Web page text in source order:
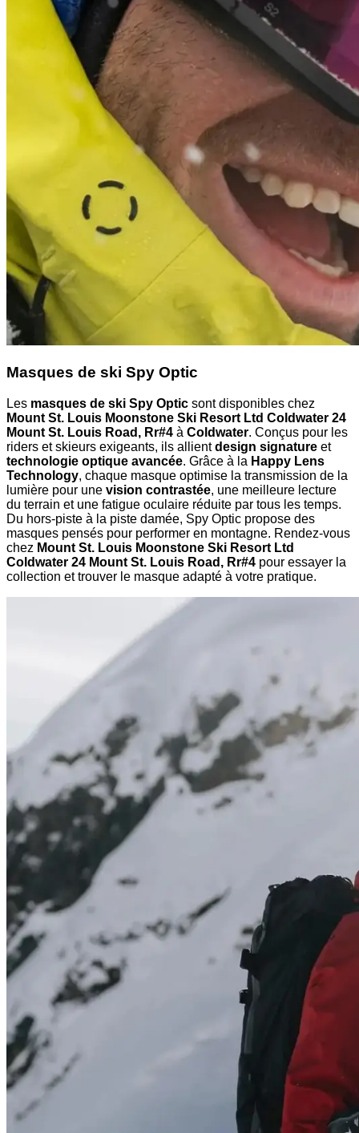
Masques de ski Spy Optic
Les masques de ski Spy Optic sont disponibles chez
Mount St. Louis Moonstone Ski Resort Ltd Coldwater 24
Mount St. Louis Road, Rr#4 à Coldwater. Conçus pour les
riders et skieurs exigeants, ils allientdesign signature et
technologie optique avancée. Grâce à la Happy Lens
Technology, chaque masque optimise la transmission de la
lumière pour une vision contrastée, une meilleure lecture
du terrain et une fatigue oculaire réduite par tous les temps.
Du hors-piste à la piste damée, Spy Optic propose des
masques pensés pour performer en montagne. Rendez-vous
chez Mount St. Louis Moonstone Ski Resort Ltd
Coldwater 24 Mount St. Louis Road, Rr#4 pour essayer la
collection et trouver le masque adapté à votre pratique.